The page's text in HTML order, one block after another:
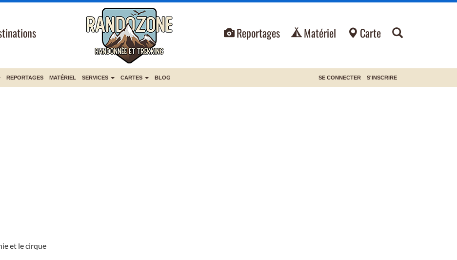
Reportages Matériel Carte
REPORTAGES MATÉRIEL SERVICES CARTES BLOG SE CONNECTER S'INSCRIRE
et le cirque